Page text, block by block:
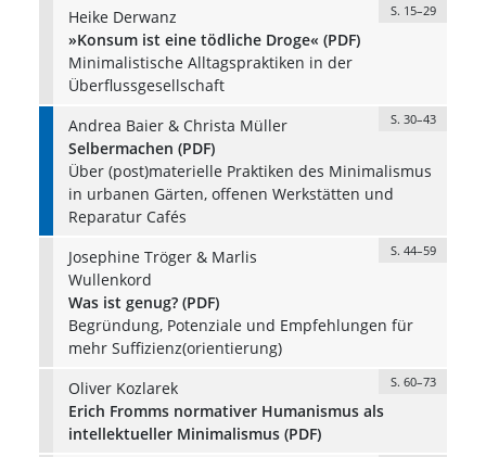
Heike Derwanz
S. 15–29
»Konsum ist eine tödliche Droge« (PDF)
Minimalistische Alltagspraktiken in der
Überflussgesellschaft
Andrea Baier & Christa Müller
S. 30–43
Selbermachen (PDF)
Über (post)materielle Praktiken des Minimalismus
in urbanen Gärten, offenen Werkstätten und
Reparatur Cafés
Josephine Tröger & Marlis
Wullenkord
S. 44–59
Was ist genug? (PDF)
Begründung, Potenziale und Empfehlungen für
mehr Suffizienz(orientierung)
Oliver Kozlarek
S. 60–73
Erich Fromms normativer Humanismus als
intellektueller Minimalismus (PDF)